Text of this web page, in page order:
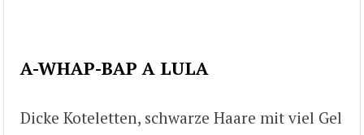
A-WHAP-BAP A LULA
Dicke Koteletten, schwarze Haare mit viel Gel